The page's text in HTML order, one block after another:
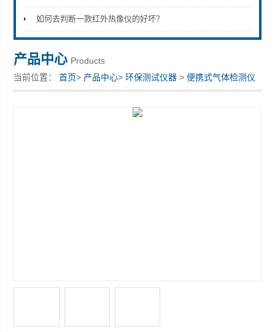
如何去判断一款红外热像仪的好坏？
产品中心 Products
当前位置：首页> 产品中心>环保测试仪器 >便携式气体检测仪